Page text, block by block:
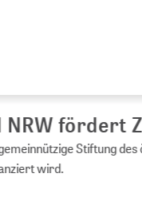
ZB MED
des öffentlichen